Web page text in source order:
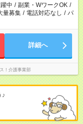
中 / 副業・WワークOK /
量募集 / 電話対応なし / パ
詳細へ
！介護事業部
♪